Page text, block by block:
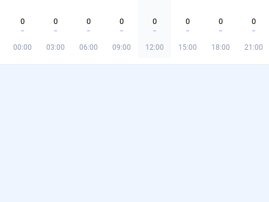
0
00:00
0
03:00
0
06:00
0
09:00
0
12:00
0
15:00
0
18:00
0
21:00